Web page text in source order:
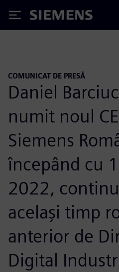
Siemens
COMUNICAT DE PRESĂ
Daniel
numit noul
Siemens
începând cu
2022,
același timp
anterior de
Digital